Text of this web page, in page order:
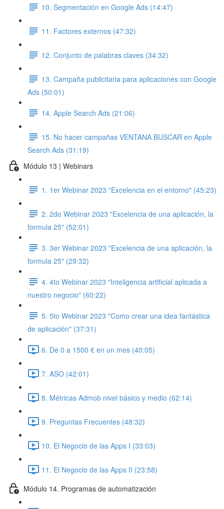
10. Segmentación en Google Ads (14:47)
11. Factores externos (47:32)
12. Conjunto de palabras claves (34:32)
13. Campaña publicitaria para aplicaciones con Google
Ads (50:01)
14. Apple Search Ads (21:06)
15. No hacer campañas VENTANA BUSCAR en Apple
Search Ads (31:19)
Módulo 13 | Webinars
1. 1er Webinar 2023 "Excelencia en el entorno" (45:23)
2. 2do Webinar 2023 "Excelencia de una aplicación, la
formula 25" (52:01)
3. 3er Webinar 2023 "Excelencia de una aplicación, la
formula 25" (29:32)
4. 4to Webinar 2023 "Inteligencia artificial aplicada a
nuestro negocio" (60:22)
5. 5to Webinar 2023 "Como crear una idea fantástica
de aplicación" (37:31)
6. De 0 a 1500 € en un mes (40:05)
7. ASO (42:01)
8. Métricas Admob nivel básico y medio (62:14)
9. Preguntas Frecuentes (48:32)
10. El Negocio de las Apps I (33:03)
11. El Negocio de las Apps II (23:58)
Módulo 14. Programas de automatización